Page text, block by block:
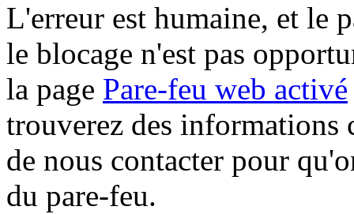
L'erreur est humaine, et le
le blocage n'est pas
la page Pare-feu web activé
trouverez des informations
de nous contacter pour
du pare-feu.